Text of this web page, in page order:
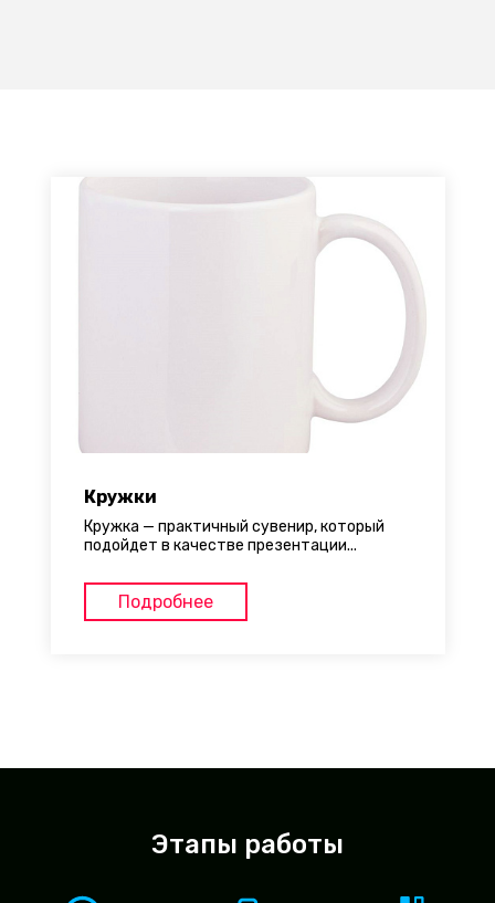
Кружки
Кружка — практичный сувенир, который
подойдет в качестве презентации...
Подробнее
Этапы работы